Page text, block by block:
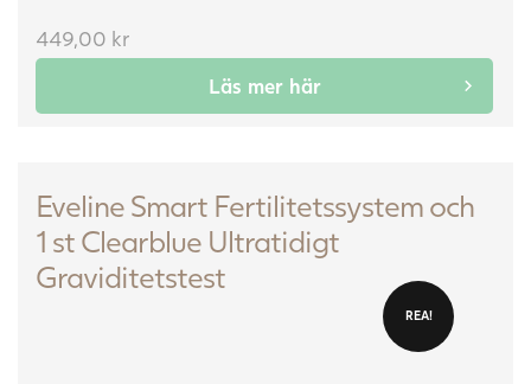
449,00 kr
Läs mer här
Eveline Smart Fertilitetssystem och
1 st Clearblue Ultratidigt
Graviditetstest
REA!